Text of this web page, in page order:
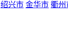
绍兴市 金华市 衢州